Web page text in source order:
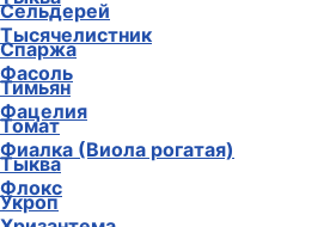
Тысячелистник
Фасоль
Фацелия
Фиалка (Виола рогатая)
Флокс
Сельдерей
Спаржа
Тимьян
Томат
Тыква
Укроп